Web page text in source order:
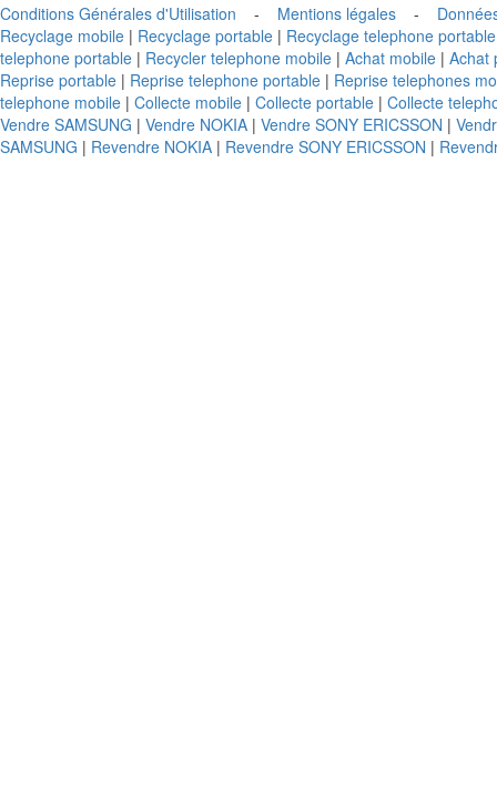
Conditions Générales d'Utilisation - Mentions légales -
Recyclage mobile | Recyclage portable | Recyclage telephone portable
telephone portable | Recycler telephone mobile | Achat mobile | Achat
Reprise portable | Reprise telephone portable | Reprise telephones
telephone mobile | Collecte mobile | Collecte portable | Collecte
Vendre SAMSUNG | Vendre NOKIA | Vendre SONY ERICSSON |
SAMSUNG | Revendre NOKIA | Revendre SONY ERICSSON |